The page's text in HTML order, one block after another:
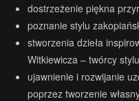
dostrzeżenie piękna
poznanie stylu
stworzenia dzieła
Witkiewicza – twórcy
ujawnienie i rozwijanie
poprzez tworzenie